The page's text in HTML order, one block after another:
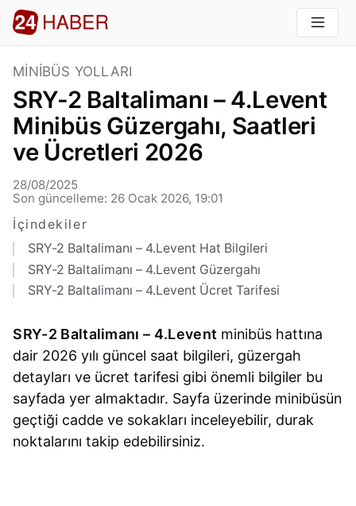
MINIBÜS YOLLARI
SRY-2 Baltalimanı – 4.Levent
Minibüs Güzergahı, Saatleri
ve Ücretleri 2026
28/08/2025
Son güncelleme: 26 Ocak 2026, 19:01
İçindekiler
SRY-2 Baltalimanı – 4.Levent Hat Bilgileri
SRY-2 Baltalimanı – 4.Levent Güzergahı
SRY-2 Baltalimanı – 4.Levent Ücret Tarifesi
SRY-2 Baltalimanı – 4.Levent minibüs hattına
dair 2026 yılı güncel saat bilgileri, güzergah
detayları ve ücret tarifesi gibi önemli bilgiler bu
sayfada yer almaktadır. Sayfa üzerinde minibüsün
geçtiği cadde ve sokakları inceleyebilir, durak
noktalarını takip edebilirsiniz.